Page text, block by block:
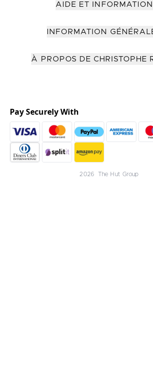
AIDE ET INFORMATION
INFORMATION
À PROPOS DE CHRISTOPHE
2026 The Hut Group
Pay Securely With